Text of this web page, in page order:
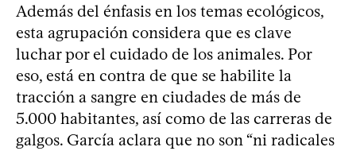
Además del énfasis en los temas ecológicos,
esta agrupación considera que es clave
luchar por el cuidado de los animales. Por
eso, está en contra de que se habilite la
tracción a sangre en ciudades de más de
5.000 habitantes, así como de las carreras de
galgos. García aclara que no son “ni radicales